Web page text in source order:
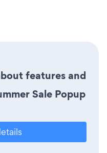
features and
Sale Popup